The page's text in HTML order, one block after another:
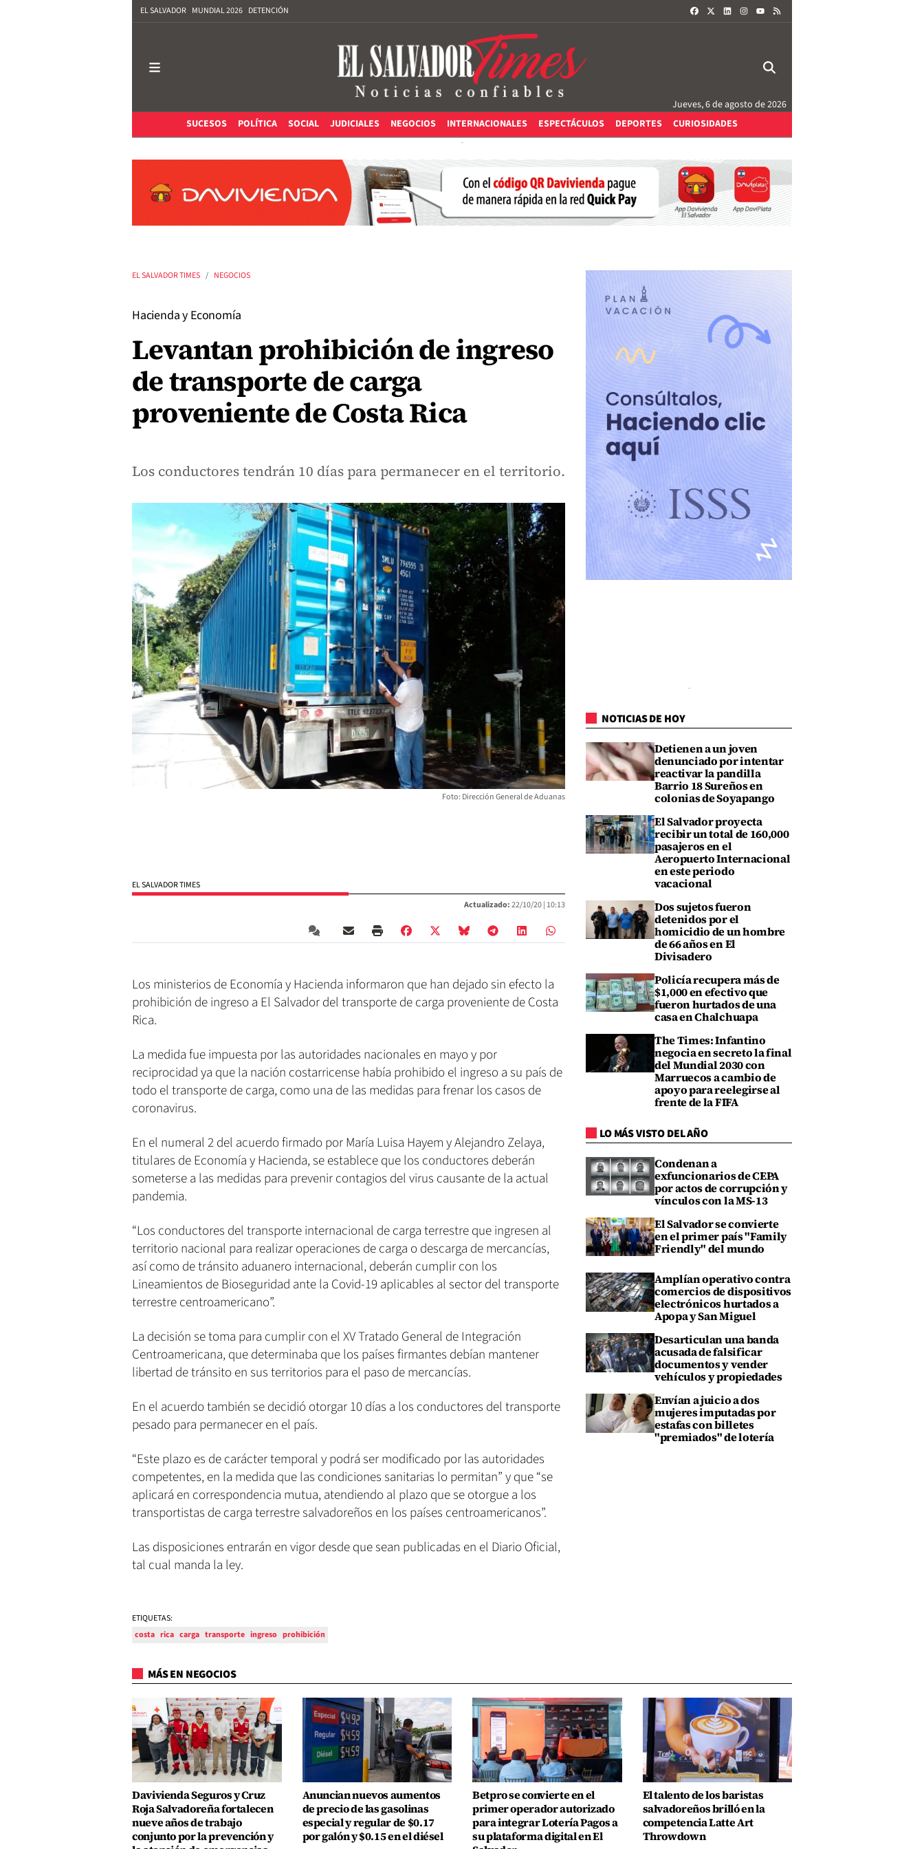
EL SALVADOR MUNDIAL 2026 DETENCIÓN FACEBOOKLINKEDININSTAGRAM
Jueves, 6 de agosto de 2026
SUCESOS
POLÍTICA SOCIAL JUDICIALES NEGOCIOS INTERNACIONALES ESPECTÁCULOS DEPORTES CURIOSIDADES
EL SALVADOR TIMES NEGOCIOS
Hacienda y Economía
Levantan prohibición de ingreso
de transporte de carga
proveniente de Costa Rica
Los conductores tendrán 10 días para permanecer en el territorio.
Foto: Dirección General de Aduanas
EL SALVADOR TIMES
Actualizado:22/10/20 | 10:13
Los ministerios de Economía y Hacienda informaron que han dejado sin efecto la
prohibición de ingreso a El Salvador del transporte de carga proveniente de Costa
Rica.
La medida fue impuesta por las autoridades nacionales en mayo y por
reciprocidad ya que la nación costarricense había prohibido el ingreso a su país de
todo el transporte de carga, como una de las medidas para frenar los casos de
coronavirus.
En el numeral 2 del acuerdo firmado por María Luisa Hayem y Alejandro Zelaya,
titulares de Economía y Hacienda, se establece que los conductores deberán
someterse a las medidas para prevenir contagios del virus causante de la actual
pandemia.
“Los conductores del transporte internacional de carga terrestre que ingresen al
territorio nacional para realizar operaciones de carga o descarga de mercancías,
así como de tránsito aduanero internacional, deberán cumplir con los
Lineamientos de Bioseguridad ante la Covid-19 aplicables al sector del transporte
terrestre centroamericano”.
La decisión se toma para cumplir con el XV Tratado General de Integración
Centroamericana, que determinaba que los países firmantes debían mantener
libertad de tránsito en sus territorios para el paso de mercancías.
En el acuerdo también se decidió otorgar 10 días a los conductores del transporte
pesado para permanecer en el país.
“Este plazo es de carácter temporal y podrá ser modificado por las autoridades
competentes, en la medida que las condiciones sanitarias lo permitan” y que “se
aplicará en correspondencia mutua, atendiendo al plazo que se otorgue a los
transportistas de carga terrestre salvadoreños en los países centroamericanos”.
Las disposiciones entrarán en vigor desde que sean publicadas en el Diario Oficial,
tal cual manda la ley.
ETIQUETAS:
costa rica carga transporte ingreso prohibición
NOTICIAS DE HOY
Detienen a un joven
denunciado por intentar
reactivar la pandilla
Barrio 18 Sureños en
colonias de Soyapango
El Salvador proyecta
recibir un total de 160,000
pasajeros en el
Aeropuerto Internacional
en este periodo
vacacional
Dos sujetos fueron
detenidos por el
homicidio de un hombre
de 66 años en El
Divisadero
Policía recupera más de
$1,000 en efectivo que
fueron hurtados de una
casa en Chalchuapa
The Times: Infantino
negocia en secreto la final
del Mundial 2030 con
Marruecos a cambio de
apoyo para reelegirse al
frente de la FIFA
LO MÁS VISTO DEL AÑO
Condenan a
exfuncionarios de CEPA
por actos de corrupción y
vínculos con la MS-13
El Salvador se convierte
en el primer país "Family
Friendly" del mundo
Amplían operativo contra
comercios de dispositivos
electrónicos hurtados a
Apopa y San Miguel
Desarticulan una banda
acusada de falsificar
documentos y vender
vehículos y propiedades
Envían a juicio a dos
mujeres imputadas por
estafas con billetes
"premiados" de lotería
MÁS EN NEGOCIOS
Davivienda Seguros y Cruz
Roja Salvadoreña fortalecen
nueve años de trabajo
conjunto por la prevención y
Anuncian nuevos aumentos
de precio de las gasolinas
especial y regular de $0.17
por galón y $0.15 en el diésel
Betpro se convierte en el
primer operador autorizado
para integrar Lotería Pagos a
su plataforma digital en El
El talento de los baristas
salvadoreños brilló en la
competencia Latte Art
Throwdown